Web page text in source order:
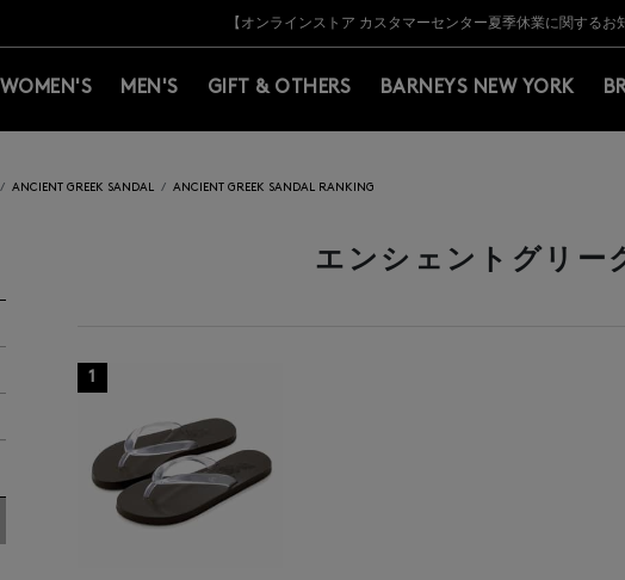
新規登録のお客様も対象！＜MY BARNEYS＞会員のお客様は11,000円（税込）以上のお
【夏季休業に伴う出荷一時停止のお知らせ】
【オンラインストア カスタマーセンター夏季休業に関するお
【夏季休業に伴う返品・交換承り一時停止のお知らせ
熊本県を中心とした地震の影響によるお荷物のお
【開催中】SUMMER SALEのご案内・ご注意
新規登録のお客様も対象！＜MY BARNEYS＞会員のお客様は11,000円（税込）以上のお
【夏季休業に伴う出荷一時停止のお知らせ】
WOMEN'S MEN'S GIFT & OTHERS BARNEYS NEW YORK
ANCIENT GREEK SANDAL ANCIENT GREEK SANDAL RANKING
エンシェントグリー
1